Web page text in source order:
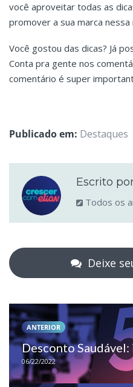
você aproveitar todas as
promover a sua marca nessa
Você gostou das dicas? Já
Conta pra gente nos
comentário é super
Publicado em: Destaques
Escrito
Todos os
Deixe
ANTERIOR
06/22/2022